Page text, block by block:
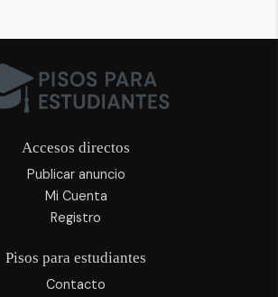
Accesos directos
Publicar anuncio
Mi Cuenta
Registro
Pisos para estudiantes
Contacto